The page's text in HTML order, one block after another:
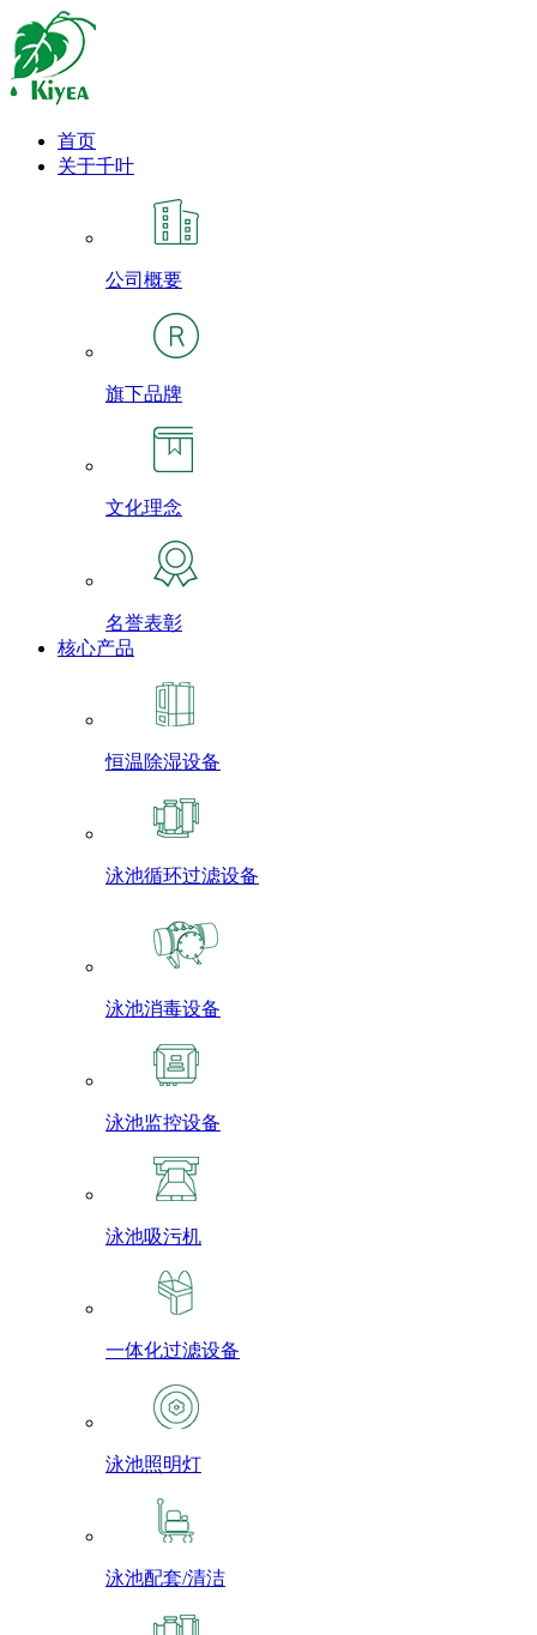
首页
关于千叶
公司概要
旗下品牌
文化理念
名誉表彰
核心产品
恒温除湿设备
泳池循环过滤设备
泳池消毒设备
泳池监控设备
泳池吸污机
一体化过滤设备
泳池照明灯
泳池配套/清洁